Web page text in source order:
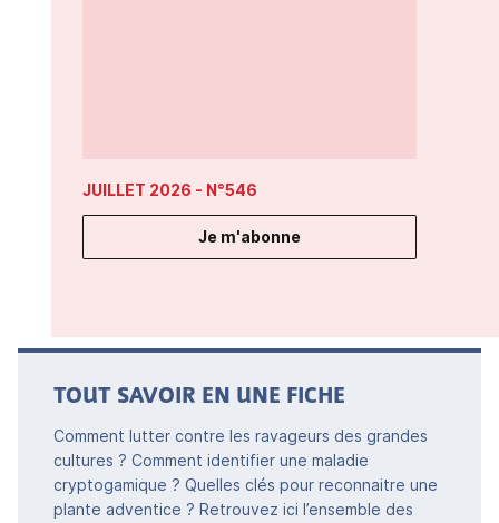
JUILLET 2026 - N°546
Je m'abonne
TOUT SAVOIR EN UNE FICHE
Comment lutter contre les ravageurs des grandes
cultures ? Comment identifier une maladie
cryptogamique ? Quelles clés pour reconnaitre une
plante adventice ? Retrouvez ici l’ensemble des